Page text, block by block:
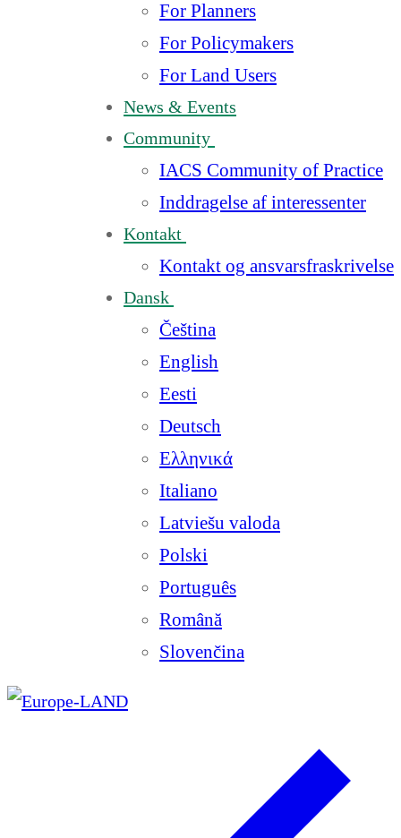
For Planners
For Policymakers
For Land Users
News & Events
Community
IACS Community of Practice
Inddragelse af interessenter
Kontakt
Kontakt og ansvarsfraskrivelse
Dansk
Čeština
English
Eesti
Deutsch
Ελληνικά
Italiano
Latviešu valoda
Polski
Português
Română
Slovenčina